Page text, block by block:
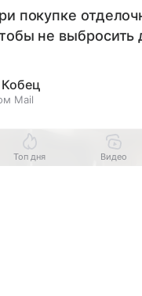
покупке
не выбросить
Кобец
Mail
Топ дня Видео